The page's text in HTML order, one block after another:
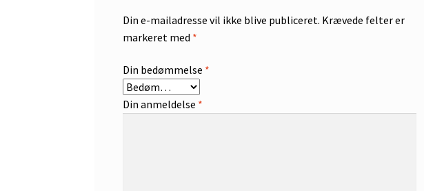
Din e-mailadresse vil ikke blive publiceret. Krævede felter er
markeret med *
Din bedømmelse *
Din anmeldelse *